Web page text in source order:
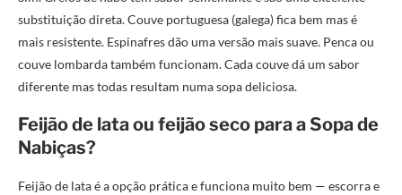
substituição direta. Couve portuguesa (galega) fica bem mas é
mais resistente. Espinafres dão uma versão mais suave. Penca ou
couve lombarda também funcionam. Cada couve dá um sabor
diferente mas todas resultam numa sopa deliciosa.
Feijão de lata ou feijão seco para a Sopa de
Nabiças?
Feijão de lata é a opção prática e funciona muito bem — escorra e